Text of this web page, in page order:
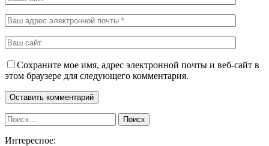
Сохраните мое имя, адрес электронной почты и веб-сайт в
этом браузере для следующего комментария.
Интересное: